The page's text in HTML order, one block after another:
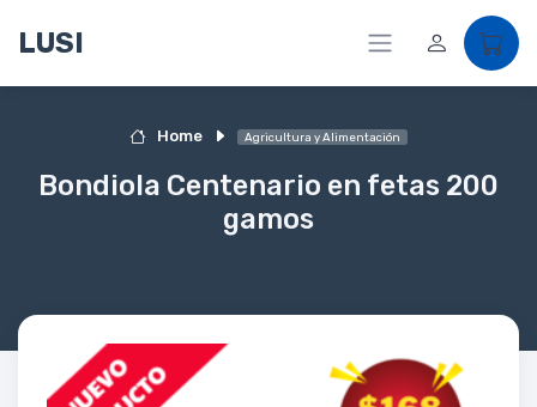
LUSI
Home Agricultura y Alimentación
Bondiola Centenario en fetas 200
gamos